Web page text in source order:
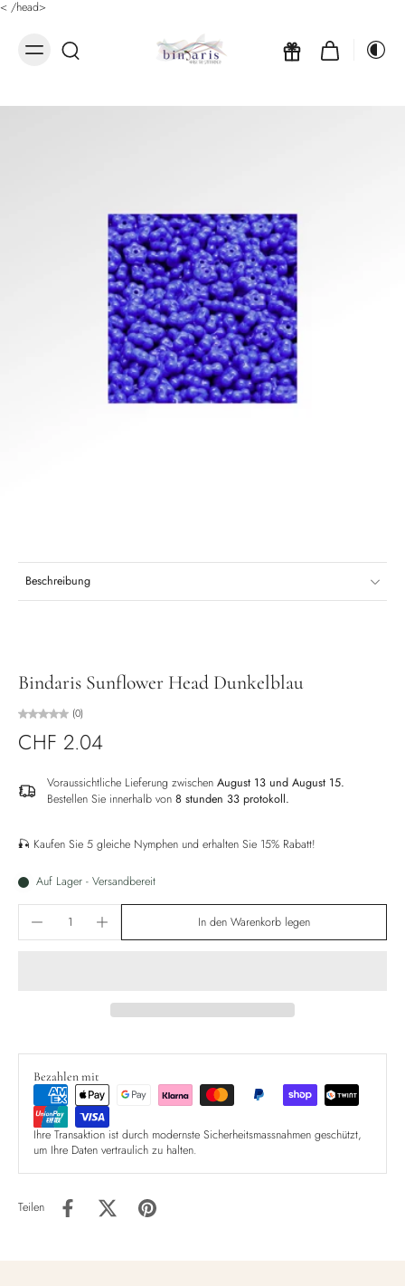
< /head>
Beschreibung
Bindaris Sunflower Head Dunkelblau
(0)
CHF 2.04
Voraussichtliche Lieferung zwischen August 13 und August 15.
Bestellen Sie innerhalb von 8 stunden 33 protokoll.
🎣 Kaufen Sie 5 gleiche Nymphen und erhalten Sie 15% Rabatt!
Auf Lager - Versandbereit
In den Warenkorb legen
Bezahlen mit
Ihre Transaktion ist durch modernste Sicherheitsmassnahmen geschützt,
um Ihre Daten vertraulich zu halten.
Teilen